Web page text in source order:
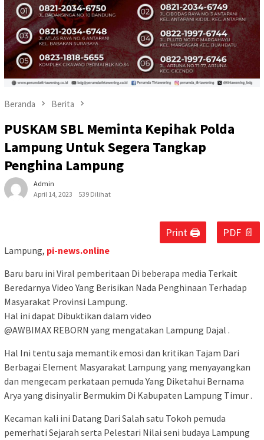
Beranda Berita
PUSKAM SBL Meminta Kepihak Polda
Lampung Untuk Segera Tangkap
Penghina Lampung
Admin
April 14, 2023
539 Dilihat
Print 🖨 PDF 📄
Lampung, pi-news.online
Baru baru ini Viral pemberitaan Di beberapa media Terkait
Beredarnya Video Yang Berisikan Nada Penghinaan Terhadap
Masyarakat Provinsi Lampung.
Hal ini dapat Dibuktikan dalam video
@AWBIMAX REBORN yang mengatakan Lampung Dajal .
Hal Ini tentu saja memantik emosi dan kritikan Tajam Dari
Berbagai Element Masyarakat Lampung yang menyayangkan
dan mengecam perkataan pemuda Yang Diketahui Bernama
Arya yang disinyalir Bermukim Di Kabupaten Lampung Timur .
Kecaman kali ini Datang Dari Salah satu Tokoh pemuda
pemerhati Sejarah serta Pelestari Nilai seni budaya Lampung